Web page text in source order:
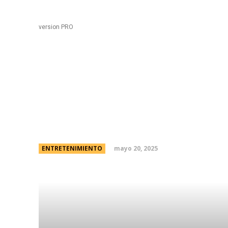
version PRO
ENTRETENIMIENTO mayo 20, 2025